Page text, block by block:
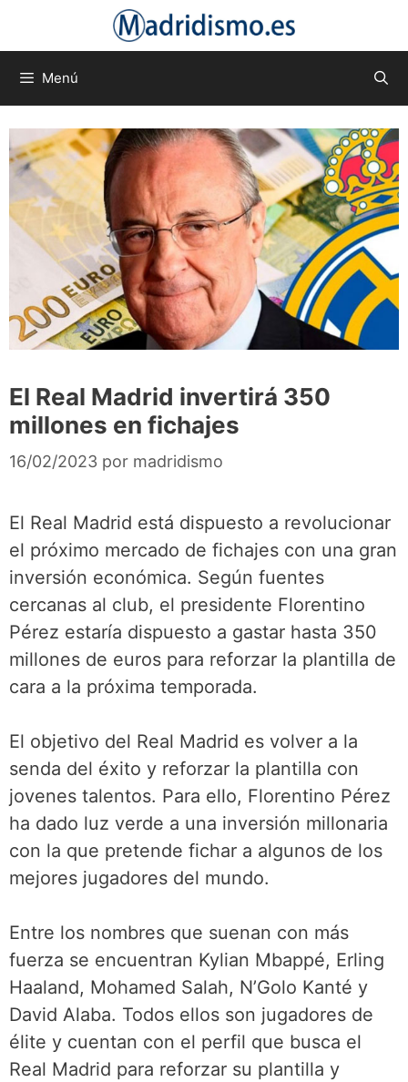
Menú
El Real Madrid invertirá 350
millones en fichajes
16/02/2023 por madridismo
El Real Madrid está dispuesto a revolucionar
el próximo mercado de fichajes con una gran
inversión económica. Según fuentes
cercanas al club, el presidente Florentino
Pérez estaría dispuesto a gastar hasta 350
millones de euros para reforzar la plantilla de
cara a la próxima temporada.
El objetivo del Real Madrid es volver a la
senda del éxito y reforzar la plantilla con
jovenes talentos. Para ello, Florentino Pérez
ha dado luz verde a una inversión millonaria
con la que pretende fichar a algunos de los
mejores jugadores del mundo.
Entre los nombres que suenan con más
fuerza se encuentran Kylian Mbappé, Erling
Haaland, Mohamed Salah, N’Golo Kanté y
David Alaba. Todos ellos son jugadores de
élite y cuentan con el perfil que busca el
Real Madrid para reforzar su plantilla y